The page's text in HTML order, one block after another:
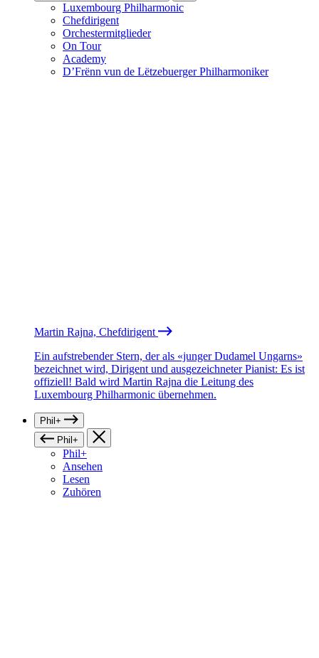
Luxembourg Philharmonic
Chefdirigent
Orchestermitglieder
On Tour
Academy
D’Frënn vun de Lëtzebuerger Philharmoniker
Martin Rajna, Chefdirigent
Ein aufstrebender Stern, der als «junger Dudamel Ungarns»
bezeichnet wird, Dirigent und ausgezeichneter Pianist: Es ist
offiziell! Bald wird Martin Rajna die Leitung des
Luxembourg Philharmonic übernehmen.
Phil+
Phil+
Phil+
Ansehen
Lesen
Zuhören